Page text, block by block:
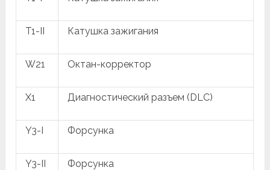
T1-II Катушка зажигания
W21 Октан-корректор
X1 Диагностический разъем (DLC)
Y3-I Форсунка
Y3-II Форсунка